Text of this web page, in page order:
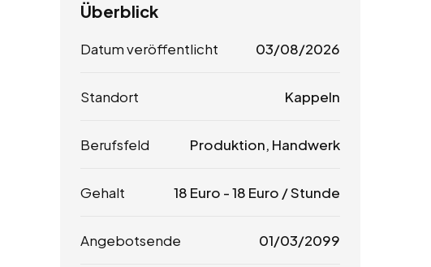
Überblick
Datum veröffentlicht 03/08/2026
Standort Kappeln
Berufsfeld Produktion, Handwerk
Gehalt 18 Euro -18 Euro / Stunde
Angebotsende 01/03/2099